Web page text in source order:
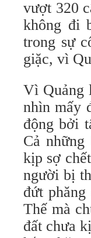
vượt 320
không đi
trong sự
giặc, vì
Vì Quảng
nhìn mấy
động bởi
Cả
kịp sợ
người bị
đứt
Thế mà
đất chưa